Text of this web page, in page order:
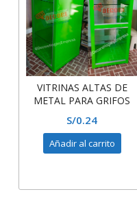
VITRINAS ALTAS DE
METAL PARA GRIFOS
S/0.24
Añadir al carrito